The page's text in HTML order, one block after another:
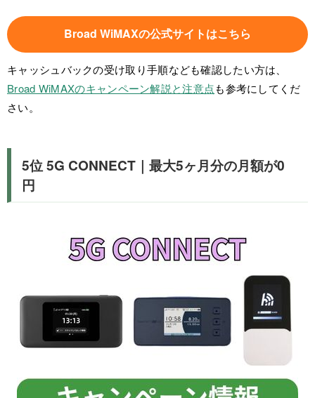
Broad WiMAXの公式サイトはこちら
キャッシュバックの受け取り手順なども確認したい方は、
Broad WiMAXのキャンペーン解説と注意点も参考にしてくだ
さい。
5位 5G CONNECT｜最大5ヶ月分の月額が0
円